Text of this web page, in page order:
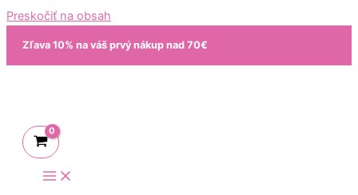
Preskočiť na obsah
Zľava 10% na váš prvý nákup nad 70€